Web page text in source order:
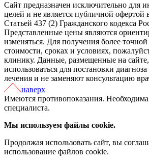
Сайт предназначен исключительно для
целей и не является публичной офертой
Статьей 437 (2) Гражданского кодекса
Представленные цены являются
изменяться. Для получения более
стоимости, сроках и условиях,
клинику. Данные, размещенные на
использоваться для постановки
лечения и не заменяют консультацию
наверх
Имеются противопоказания. Необходима
специалиста.
Мы используем файлы cookie.
Продолжая использовать сайт, вы
использование файлов cookie.